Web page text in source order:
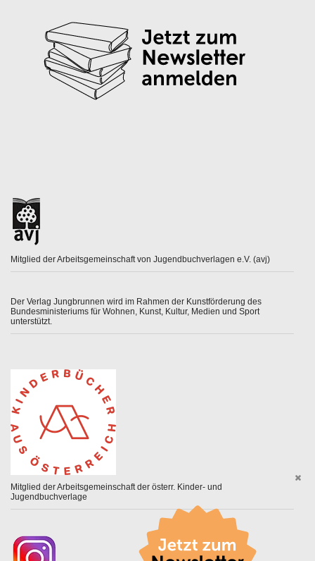
Mitglied der Arbeitsgemeinschaft von Jugendbuchverlagen e.V. (avj)
Der Verlag Jungbrunnen wird im Rahmen der Kunstförderung des
Bundesministeriums für Wohnen, Kunst, Kultur, Medien und Sport
unterstützt.
Mitglied der Arbeitsgemeinschaft der österr. Kinder- und
Jugendbuchverlage